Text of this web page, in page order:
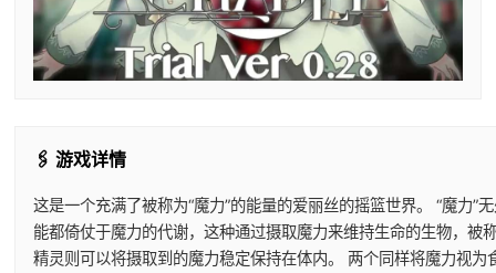
🖇️ 游戏详情
这是一个充满了被称为“魔力”的能量的爱丽丝的摇篮世界。 “魔力
能都倚仗于魔力的代谢，这种通过摄取魔力来维持生命的生物，被
精灵则可以将摄取到的魔力稳定保持在体内。 两个同样将魔力视